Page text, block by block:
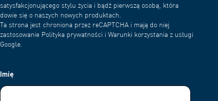
satysfakcjonującego stylu życia i bądź pierwszą osobą, która
dowie się o naszych nowych produktach.
Ta strona jest chroniona przez reCAPTCHA i mają do niej
zastosowanie Polityka prywatności i Warunki korzystania z usługi
Google.
Imię